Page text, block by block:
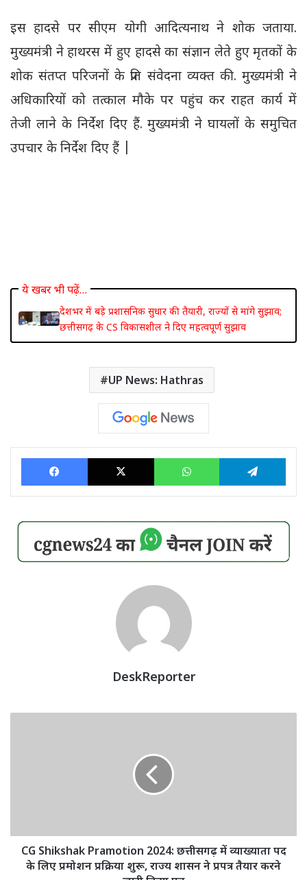
इस हादसे पर सीएम योगी आदित्यनाथ ने शोक जताया.
मुख्यमंत्री ने हाथरस में हुए हादसे का संज्ञान लेते हुए मृतकों के
शोक संतप्त परिजनों के प्रति संवेदना व्यक्त की. मुख्यमंत्री ने
अधिकारियों को तत्काल मौके पर पहुंच कर राहत कार्य में
तेजी लाने के निर्देश दिए हैं. मुख्यमंत्री ने घायलों के समुचित
उपचार के निर्देश दिए हैं |
ये खबर भी पढ़ें…
देशभर में बड़े प्रशासनिक सुधार की तैयारी, राज्यों से मांगे सुझाव;
छत्तीसगढ़ के CS विकासशील ने दिए महत्वपूर्ण सुझाव
UP News: Hathras
Facebook X WhatsApp
DeskReporter
के
लिए
प्रमोशन
CG Shikshak Pramotion 2024: छत्तीसगढ़ में व्याख्याता पद
के लिए प्रमोशन प्रक्रिया शुरू, राज्य शासन ने प्रपत्र तैयार करने